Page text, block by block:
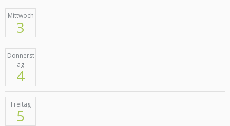
Mittwoch
3
Donnerst
ag
4
Freitag
5